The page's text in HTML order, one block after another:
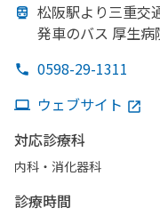
松阪駅より三重交
発車のバス 厚生
0598-29-1311
ウェブサイト
対応診療科
内科・​消化器科
診療時間